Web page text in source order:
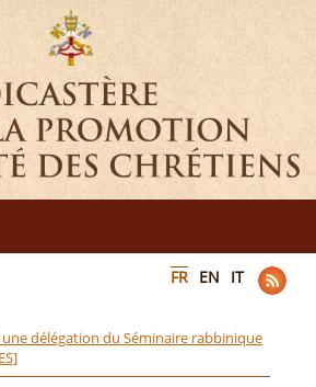
FR EN IT
une délégation du Séminaire rabbinique